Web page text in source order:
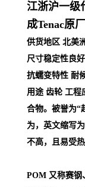
江浙沪一级
成Tenac原
供货地区 北美
尺寸稳定性良
抗蠕变特性 耐
用途 齿轮 工程
合物。被誉为“
为，英文缩写
不高，且易受热
POM 又称赛钢